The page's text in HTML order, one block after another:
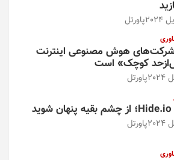
پاورتل
شرکت‌های هوش مصنوعی اینترنت
کوچک» است
پاورتل
پاورتل